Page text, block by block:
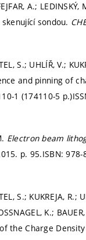
A.;
sondou.
S.; UHLÍŘ, V.;
and pinning of
1 (174110-5 p.)
Electron beam
p. 95.ISBN:
S.; KUKREJA, R.;
K.;
the Charge